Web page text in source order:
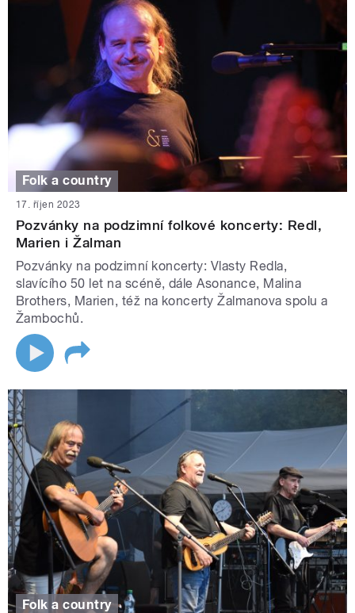
Folk a country
17. říjen 2023
Pozvánky na podzimní folkové koncerty: Redl,
Marien i Žalman
Pozvánky na podzimní koncerty: Vlasty Redla,
slavícího 50 let na scéně, dále Asonance, Malina
Brothers, Marien, též na koncerty Žalmanova spolu a
Žambochů.
Folk a country